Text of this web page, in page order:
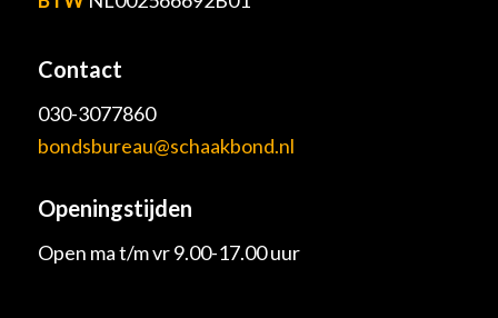
Contact
030-3077860
bondsbureau@schaakbond.nl
Openingstijden
Open ma t/m vr 9.00-17.00 uur